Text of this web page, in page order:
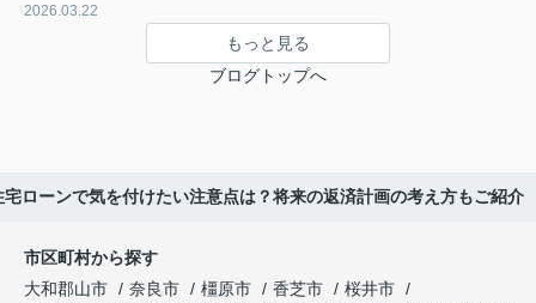
2026.03.22
もっと見る
ブログトップへ
ローンで気を付けたい注意点は？将来の返済計画の考え方もご紹介
市区町村から探す
大和郡山市
奈良市 橿原市 香芝市
桜井市